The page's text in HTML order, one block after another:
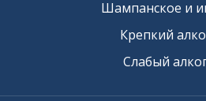
Шампанское и
Крепкий
Слабый